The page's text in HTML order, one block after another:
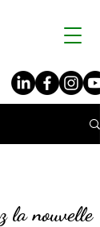
la nouvelle